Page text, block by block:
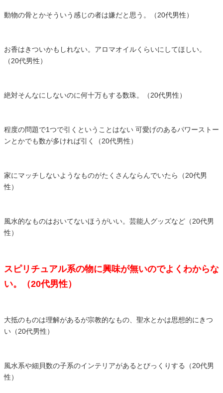
動物の骨とかそういう感じの者は嫌だと思う。（20代男性）
お香はきついかもしれない。アロマオイルくらいにしてほしい。
（20代男性）
絶対そんなにしないのに何十万もする数珠。（20代男性）
程度の問題で1つで引くということはない 可愛げのあるパワーストー
ンとかでも数が多ければ引く（20代男性）
家にマッチしないようなものがたくさんならんでいたら（20代男
性）
風水的なものはおいてないほうがいい。芸能人グッズなど（20代男
性）
スピリチュアル系の物に興味が無いのでよくわからな
い。（20代男性）
大抵のものは理解があるが宗教的なもの、聖水とかは思想的にきつ
い（20代男性）
風水系や細貝数の子系のインテリアがあるとびっくりする（20代男
性）